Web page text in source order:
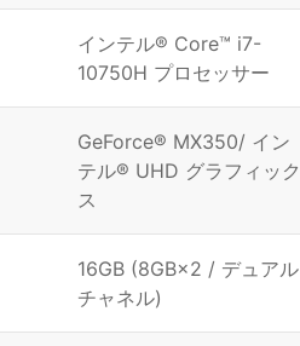
インテル® Core™ i7-
10750H プロセッサー
GeForce® MX350/ イン
テル® UHD グラフィック
ス
16GB (8GB×2 / デュアル
チャネル)